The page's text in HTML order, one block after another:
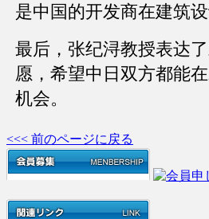
是中国的开发商在建筑
最后，张纪浔教授表达
愿，希望中日双方都能
机会。
<<< 前のページに戻る